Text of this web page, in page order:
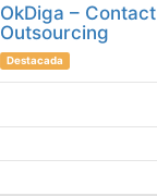
OkDiga –
Outsourcing
Destacada